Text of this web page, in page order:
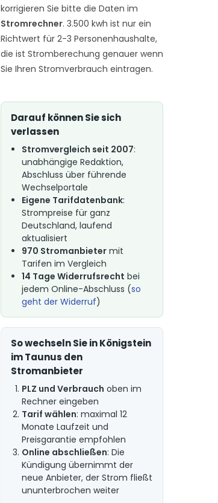
korrigieren Sie bitte die Daten im
Stromrechner. 3.500 kwh ist nur ein
Richtwert für 2-3 Personenhaushalte,
die ist Stromberechung genauer wenn
Sie Ihren Stromverbrauch eintragen.
Darauf können Sie sich
verlassen
Stromvergleich seit 2007:
unabhängige Redaktion,
Abschluss über führende
Wechselportale
Eigene Tarifdatenbank:
Strompreise für ganz
Deutschland, laufend
aktualisiert
970 Stromanbietermit
Tarifen im Vergleich
14 Tage Widerrufsrecht bei
jedem Online-Abschluss (so
geht der Widerruf)
So wechseln Sie in Königstein
im Taunus den
Stromanbieter
PLZ und Verbrauch oben im
Rechner eingeben
Tarif wählen: maximal 12
Monate Laufzeit und
Preisgarantie empfohlen
Online abschließen: Die
Kündigung übernimmt der
neue Anbieter, der Strom fließt
ununterbrochen weiter